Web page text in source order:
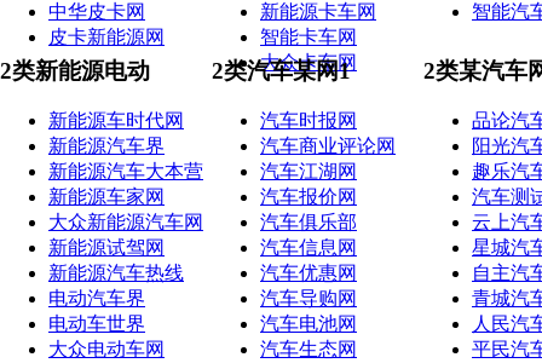
中华皮卡网
皮卡新能源网
新能源卡车网
智能卡车网
大众卡车网
智能汽
2类新能源电动
新能源车时代网
新能源汽车界
新能源汽车大本营
新能源车家网
大众新能源汽车网
新能源试驾网
新能源汽车热线
电动汽车界
电动车世界
大众电动车网
2类汽车某网1
汽车时报网
汽车商业评论网
汽车江湖网
汽车报价网
汽车俱乐部
汽车信息网
汽车优惠网
汽车导购网
汽车电池网
汽车生态网
2类某汽车
品论汽
阳光汽
趣乐汽
汽车测
云上汽
星城汽
自主汽
青城汽
人民汽
平民汽